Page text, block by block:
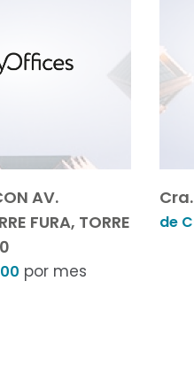
AV.
FURA, TORRE
por mes
de